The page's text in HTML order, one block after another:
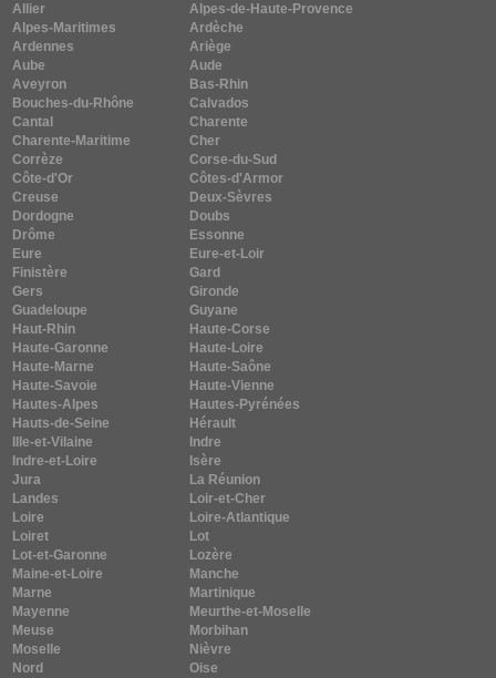
Allier
Alpes-de-Haute-Provence
Alpes-Maritimes
Ardèche
Ardennes
Ariège
Aube
Aude
Aveyron
Bas-Rhin
Bouches-du-Rhône
Calvados
Cantal
Charente
Charente-Maritime
Cher
Corrèze
Corse-du-Sud
Côte-d'Or
Côtes-d'Armor
Creuse
Deux-Sèvres
Dordogne
Doubs
Drôme
Essonne
Eure
Eure-et-Loir
Finistère
Gard
Gers
Gironde
Guadeloupe
Guyane
Haut-Rhin
Haute-Corse
Haute-Garonne
Haute-Loire
Haute-Marne
Haute-Saône
Haute-Savoie
Haute-Vienne
Hautes-Alpes
Hautes-Pyrénées
Hauts-de-Seine
Hérault
Ille-et-Vilaine
Indre
Indre-et-Loire
Isère
Jura
La Réunion
Landes
Loir-et-Cher
Loire
Loire-Atlantique
Loiret
Lot
Lot-et-Garonne
Lozère
Maine-et-Loire
Manche
Marne
Martinique
Mayenne
Meurthe-et-Moselle
Meuse
Morbihan
Moselle
Nièvre
Nord
Oise